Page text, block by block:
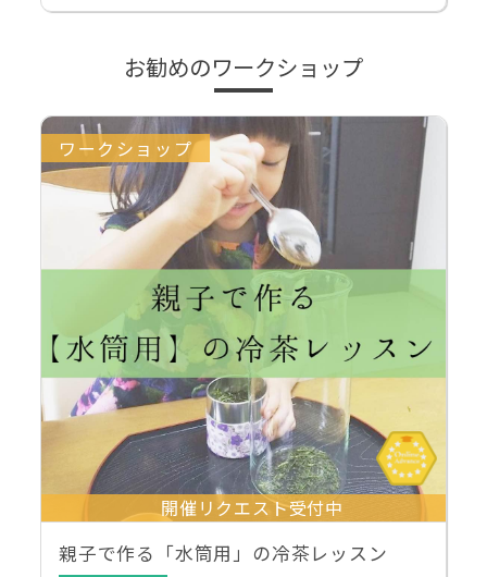
お勧めのワークショップ
ワークショップ
開催リクエスト受付中
親子で作る「水筒用」の冷茶レッスン